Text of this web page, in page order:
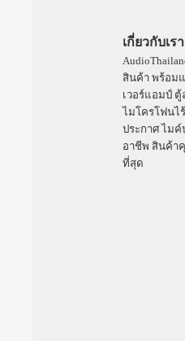
เกี่ยวกับเรา
สินค้า พร้อม
เวอร์แอมป์ ตู้
ไมโครโฟนไ
ประกาศ ไมค์
อาชีพ สินค้า
ที่สุด